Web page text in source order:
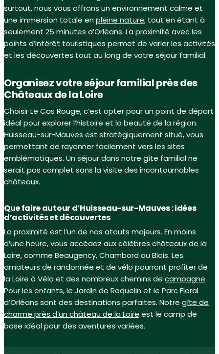
surtout, nous vous offrons un environnement calme et
une immersion totale en pleine nature, tout en étant à
seulement 25 minutes d’Orléans. La proximité avec les
points d’intérêt touristiques permet de varier les activités
et les découvertes tout au long de votre séjour familial.
Organisez votre séjour familial près des
Châteaux de la Loire
Choisir Le Cas Rouge, c’est opter pour un point de départ
idéal pour explorer l’histoire et la beauté de la région.
Huisseau-sur-Mauves est stratégiquement situé, vous
permettant de rayonner facilement vers les sites
emblématiques. Un séjour dans notre gîte familial ne
serait pas complet sans la visite des incontournables
châteaux.
Que faire autour d’Huisseau-sur-Mauves : idées
d’activités et découvertes
La proximité est l’un de nos atouts majeurs. En moins
d’une heure, vous accédez aux célèbres châteaux de la
Loire, comme Beaugency, Chambord ou Blois. Les
amateurs de randonnée et de vélo pourront profiter de
la Loire à Vélo et des nombreux chemins de campagne.
Pour les enfants, le Jardin de Roquelin et le Parc Floral
d’Orléans sont des destinations parfaites. Notre gîte de
charme près d’un château de la Loire est le camp de
base idéal pour des aventures variées.